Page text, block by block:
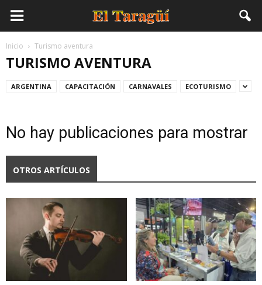
Inicio Turismo aventura
TURISMO AVENTURA
ARGENTINA CAPACITACIÓN CARNAVALES ECOTURISMO
No hay publicaciones para mostrar
OTROS ARTÍCULOS